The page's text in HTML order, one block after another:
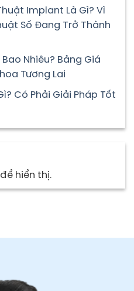
Implant Là Gì? Vì
Số Đang Trở Thành
Nhiêu? Bảng Giá
Tương Lai
Có Phải Giải Pháp Tốt
hiển thị.